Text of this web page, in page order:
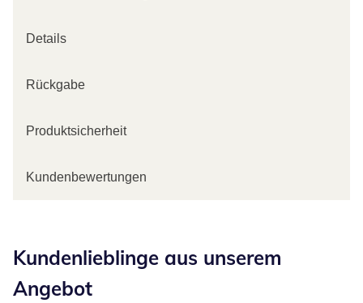
Details
Rückgabe
Produktsicherheit
Kundenbewertungen
Kundenlieblinge aus unserem
Angebot